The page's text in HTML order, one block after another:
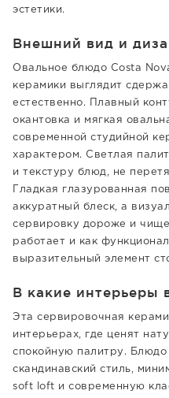
эстетики.
Внешний вид и
Овальное блюдо Costa
керамики выглядит
естественно. Плавный
окантовка и мягкая
современной студийной
характером. Светлая
и текстуру блюд, не
Гладкая глазурованная
аккуратный блеск, а
сервировку дороже и
работает и как
выразительный элемент
В какие интерьеры
Эта сервировочная
интерьерах, где ценят
спокойную палитру.
скандинавский стиль,
soft loft и современную